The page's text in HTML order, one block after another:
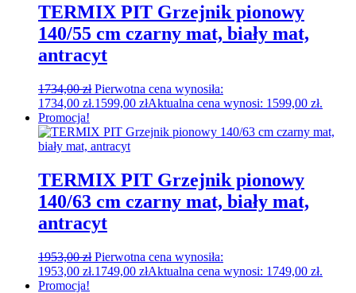
TERMIX PIT Grzejnik pionowy
140/55 cm czarny mat, biały mat,
antracyt
1734,00zł Pierwotna cena wynosiła:
1734,00 zł.1599,00 złAktualna cena wynosi: 1599,00 zł.
Promocja!
TERMIX PIT Grzejnik pionowy
140/63 cm czarny mat, biały mat,
antracyt
1953,00zł Pierwotna cena wynosiła:
1953,00 zł.1749,00 złAktualna cena wynosi: 1749,00 zł.
Promocja!